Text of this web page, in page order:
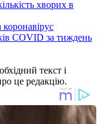
хворих в
коронавірус
COVID за тиждень
текст і
це редакцію.